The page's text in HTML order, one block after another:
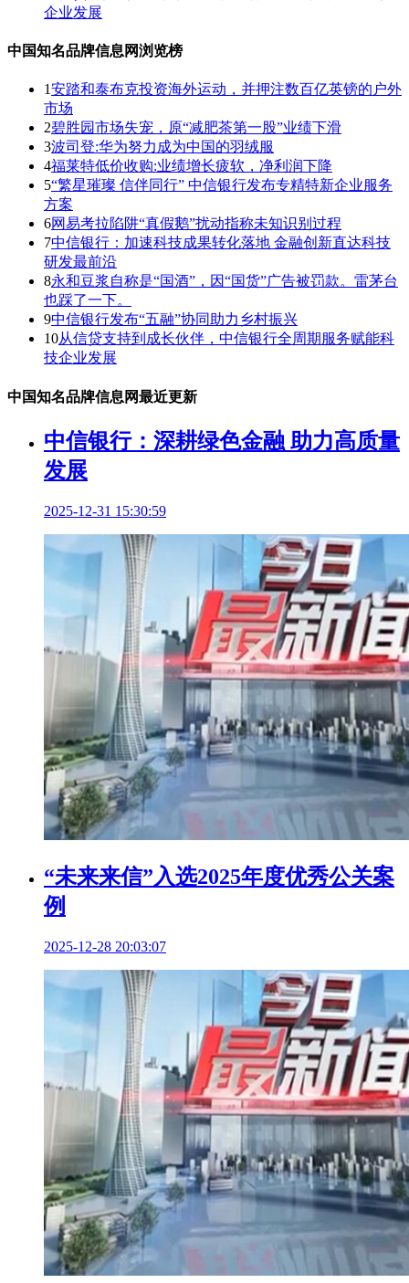
企业发展
中国知名品牌信息网浏览榜
1安踏和泰布克投资海外运动，并押注数百亿英镑的户外
市场
2碧胜园市场失宠，原“减肥茶第一股”业绩下滑
3波司登:华为努力成为中国的羽绒服
4福莱特低价收购:业绩增长疲软，净利润下降
5“繁星璀璨 信伴同行” 中信银行发布专精特新企业服务
方案
6网易考拉陷阱“真假鹅”扰动指称未知识别过程
7中信银行：加速科技成果转化落地 金融创新直达科技
研发最前沿
8永和豆浆自称是“国酒”，因“国货”广告被罚款。雷茅台
也踩了一下。
9中信银行发布“五融”协同助力乡村振兴
10从信贷支持到成长伙伴，中信银行全周期服务赋能科
技企业发展
中国知名品牌信息网最近更新
中信银行：深耕绿色金融 助力高质量
发展
2025-12-31 15:30:59
“未来来信”入选2025年度优秀公关案
例
2025-12-28 20:03:07